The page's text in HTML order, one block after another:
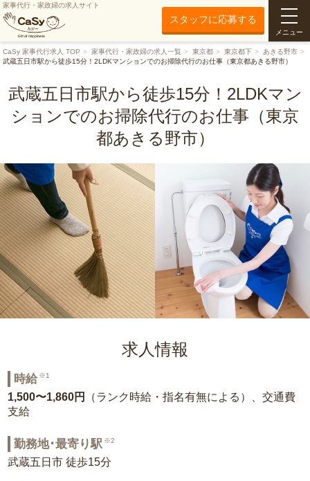
家事代行・家政婦の求人サイト
スタッフに応募する
メニュー
CaSy 家事代行求人 TOP 家事代行・家政婦の求人一覧 東京都 東京都下
あきる野市
武蔵五日市駅から徒歩15分！2LDKマンションでのお掃除代行のお仕事（東京都あきる野市）
武蔵五日市駅から徒歩15分！2LDKマン
ションでのお掃除代行のお仕事（東京
都あきる野市）
求人情報
時給 ※1
1,500〜1,860円
（ランク時給・指名有無による）、交通費
支給
勤務地･最寄り駅 ※2
武蔵五日市 徒歩15分